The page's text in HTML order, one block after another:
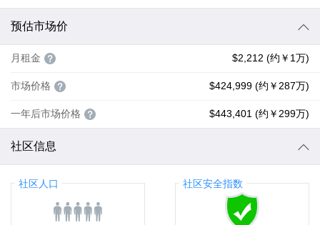
预估市场价
月租金 $2,212 (约￥1万)
市场价格 $424,999 (约￥287万)
一年后市场价格 $443,401 (约￥299万)
社区信息
社区人口 社区安全指数